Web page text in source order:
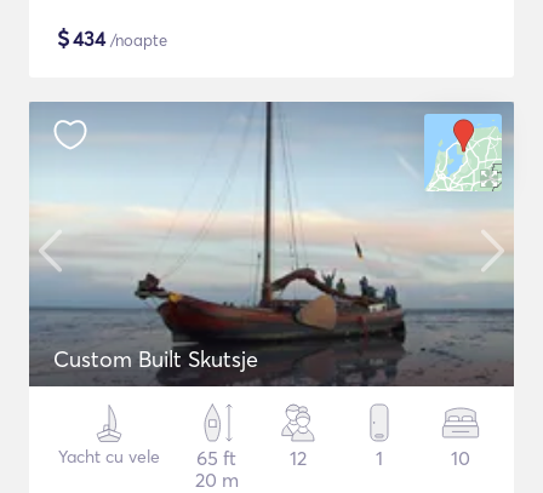
$434/noapte
Custom Built Skutsje
Yacht cu vele
65 ft
20 m
12 1 10